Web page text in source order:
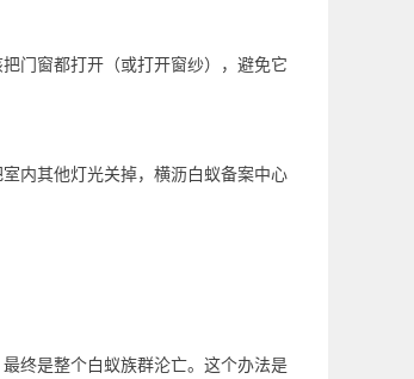
门窗都打开（或打开窗纱），避免它
内其他灯光关掉，横沥白蚁备案中心
终是整个白蚁族群沦亡。这个办法是